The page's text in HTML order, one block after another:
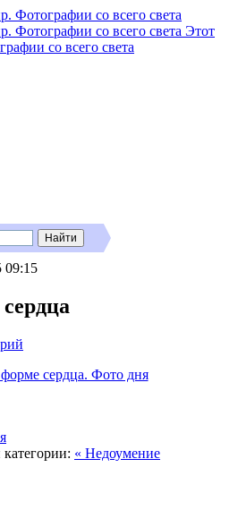
Этот
со всего света
09:15
« Недоумение